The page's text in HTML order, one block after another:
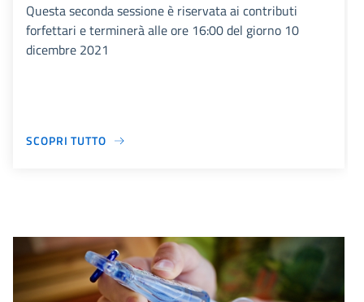
Questa seconda sessione è riservata ai contributi
forfettari e terminerà alle ore 16:00 del giorno 10
dicembre 2021
SCOPRI TUTTO